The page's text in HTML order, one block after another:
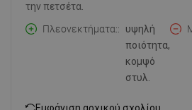
την πετσέτα.
Πλεονεκτήματα:
υψηλή
ποιότητα,
κομψό
στυλ.